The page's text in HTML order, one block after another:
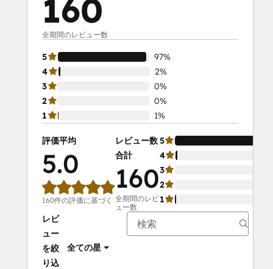
160
全期間のレビュー数
5
97%
4
2%
3
0%
2
0%
1
1%
評価平均
5.0
160件の評価に基づく
レビュー数
合計
160
全期間のレビ
ュー数
5
4
3
2
1
レビ
ュー
を絞
り込
全ての星